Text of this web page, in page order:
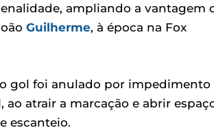
ampliando a vantagem
Guilherme, à época na Fox
gol foi anulado por impedimento
atrair a marcação e abrir
escanteio.